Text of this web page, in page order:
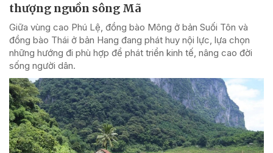
thượng nguồn sông Mã
Giữa vùng cao Phú Lệ, đồng bào Mông ở bản Suối Tôn và
đồng bào Thái ở bản Hang đang phát huy nội lực, lựa chọn
những hướng đi phù hợp để phát triển kinh tế, nâng cao đời
sống người dân.